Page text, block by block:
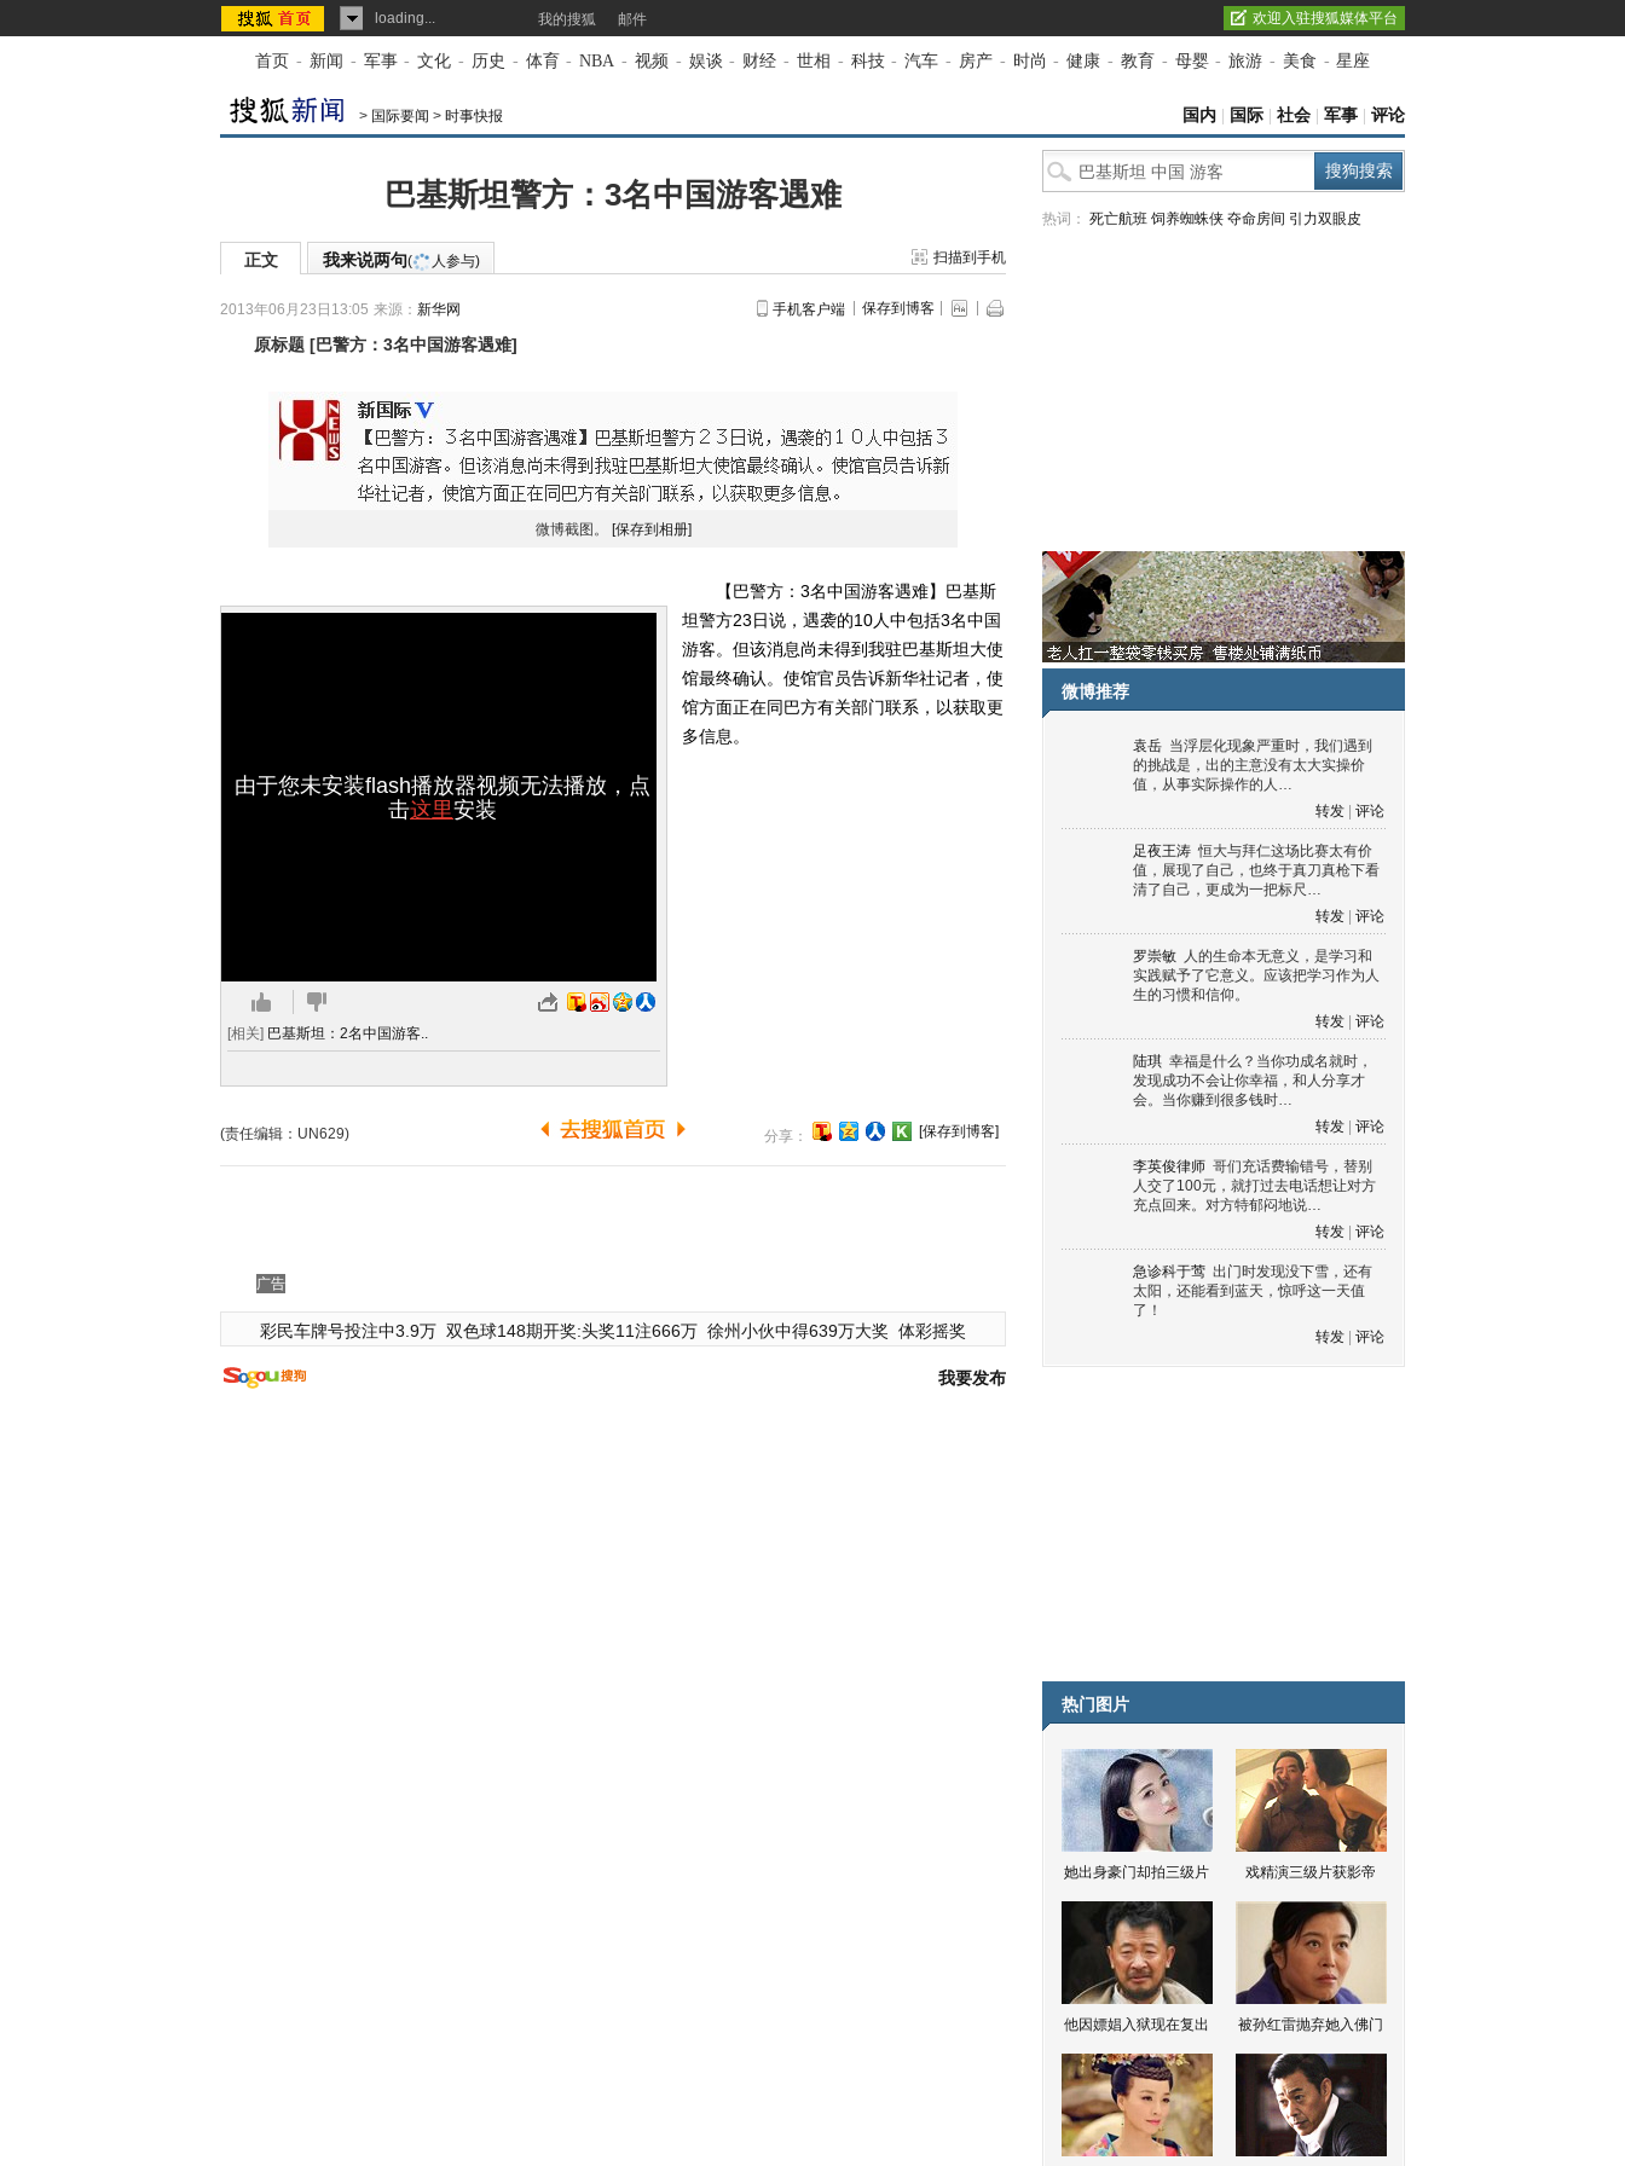
loading... 我的搜狐 邮件 欢迎入驻搜狐媒体平台
首页 - 新闻 - 军事 - 文化 - 历史 - 体育 - NBA - 视频 - 娱谈 - 财经 - 世相 - 科技 - 汽车 - 房产 - 时尚 - 健康 - 教育 - 母婴 - 旅游 - 美食 - 星座
> 国际要闻 > 时事快报 国内 国际 社会 军事 评论
巴基斯坦警方：3名中国游客遇难
正文 我来说两句( 人参与) 扫描到手机
2013年06月23日13:05 来源： 新华网 手机客户端 保存到博客
原标题 [巴警方：3名中国游客遇难]
微博截图。 [保存到相册]
由于您未安装flash播放器视频无法播放，点
击这里安装
[相关] 巴基斯坦：2名中国游客..
【巴警方：3名中国游客遇难】巴基斯
坦警方23日说，遇袭的10人中包括3名中国
游客。但该消息尚未得到我驻巴基斯坦大使
馆最终确认。使馆官员告诉新华社记者，使
馆方面正在同巴方有关部门联系，以获取更
多信息。
(责任编辑：UN629) 分享： [保存到博客]
广告
彩民车牌号投注中3.9万 双色球148期开奖:头奖11注666万 徐州小伙中得639万大奖 体彩摇奖
我要发布
热词： 死亡航班 饲养蜘蛛侠 夺命房间 引力双眼皮
微博推荐
袁岳 当浮层化现象严重时，我们遇到
的挑战是，出的主意没有太大实操价
值，从事实际操作的人…
转发
评论
足夜王涛 恒大与拜仁这场比赛太有价
值，展现了自己，也终于真刀真枪下看
清了自己，更成为一把标尺…
转发
评论
罗崇敏 人的生命本无意义，是学习和
实践赋予了它意义。应该把学习作为人
生的习惯和信仰。
转发
评论
陆琪 幸福是什么？当你功成名就时，
发现成功不会让你幸福，和人分享才
会。当你赚到很多钱时…
转发
评论
李英俊律师 哥们充话费输错号，替别
人交了100元，就打过去电话想让对方
充点回来。对方特郁闷地说…
转发
评论
急诊科于莺 出门时发现没下雪，还有
太阳，还能看到蓝天，惊呼这一天值
了！
转发
评论
热门图片
她出身豪门却拍三级片 戏精演三级片获影帝
他因嫖娼入狱现在复出 被孙红雷抛弃她入佛门